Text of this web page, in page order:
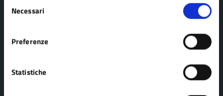
delNecessari
Preferenze
Statistiche
Agricoltura e pesca
Imprese e commercio